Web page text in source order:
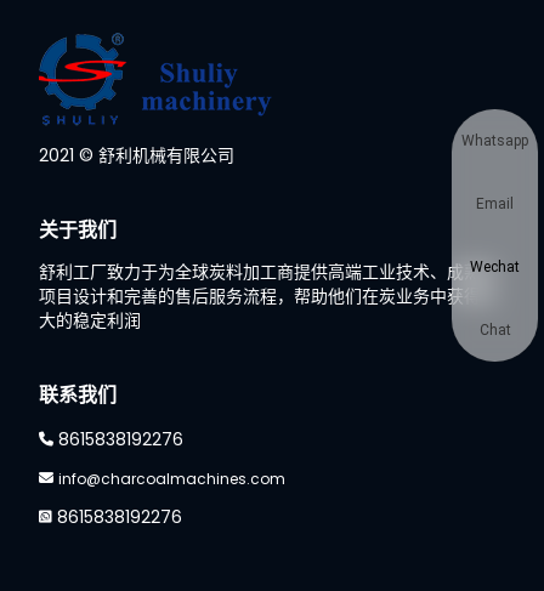
2021 © 舒利机械有限公司
关于我们
舒利工厂致力于为全球炭料加工商提供高端工业技术、成熟的
项目设计和完善的售后服务流程，帮助他们在炭业务中获得巨
大的稳定利润
联系我们
8615838192276
info@charcoalmachines.com
8615838192276
Whatsapp
Email
Wechat
Chat